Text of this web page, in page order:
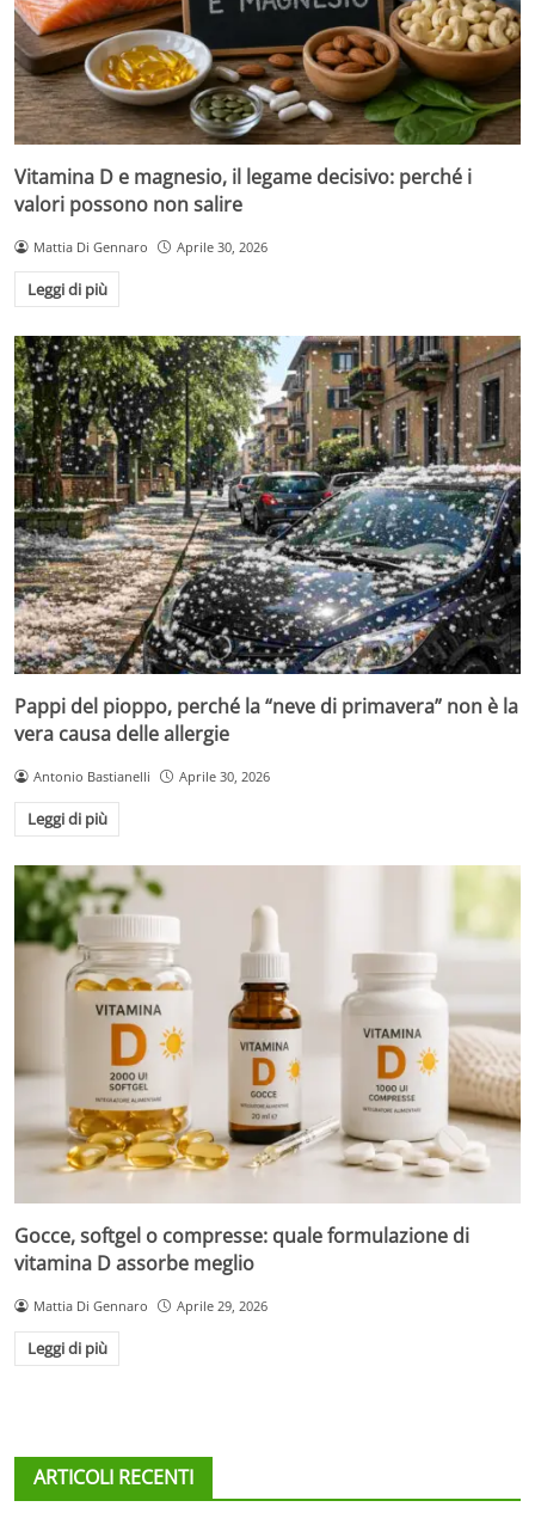
Vitamina D e magnesio, il legame decisivo: perché i
valori possono non salire
Mattia Di Gennaro Aprile 30, 2026
Leggi di più
Pappi del pioppo, perché la “neve di primavera” non è la
vera causa delle allergie
Antonio Bastianelli Aprile 30, 2026
Leggi di più
Gocce, softgel o compresse: quale formulazione di
vitamina D assorbe meglio
Mattia Di Gennaro Aprile 29, 2026
Leggi di più
ARTICOLI RECENTI